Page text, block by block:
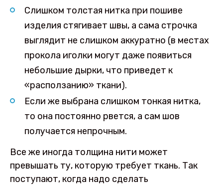
Слишком толстая нитка при пошиве
изделия стягивает швы, а сама строчка
выглядит не слишком аккуратно (в местах
прокола иголки могут даже появиться
небольшие дырки, что приведет к
«расползанию» ткани).
Если же выбрана слишком тонкая нитка,
то она постоянно рвется, а сам шов
получается непрочным.
Все же иногда толщина нити может
превышать ту, которую требует ткань. Так
поступают, когда надо сделать